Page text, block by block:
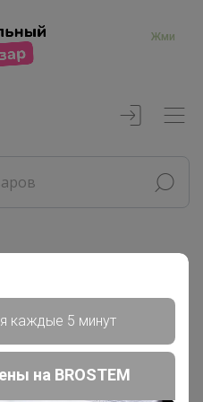
Жми
каждые 5 минут
на BROSTEM